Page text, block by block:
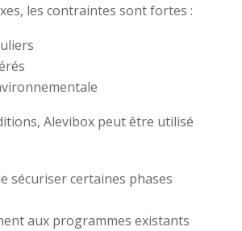
les contraintes sont fortes :
Alevibox peut être utilisé
sécuriser certaines phases
aux programmes existants